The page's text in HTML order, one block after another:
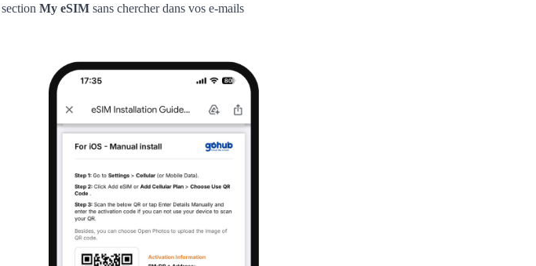
My eSIM sans chercher dans vos e-mails